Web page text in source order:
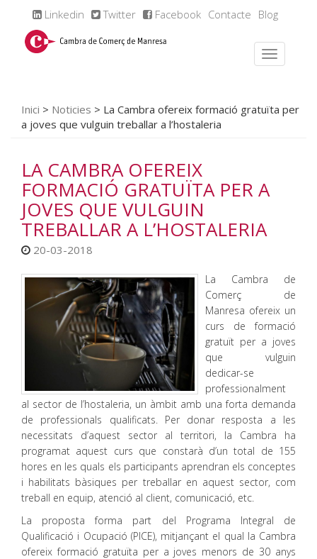
Linkedin Twitter Facebook Contacte Blog
Inici > Noticies > La Cambra ofereix formació gratuïta per
a joves que vulguin treballar a l’hostaleria
LA CAMBRA OFEREIX
FORMACIÓ GRATUÏTA PER A
JOVES QUE VULGUIN
TREBALLAR A L’HOSTALERIA
20-03-2018
La Cambra de
Comerç de
Manresa ofereix un
curs de formació
gratuït per a joves
que vulguin
dedicar-se
professionalment
al sector de l’hostaleria, un àmbit amb una forta demanda
de professionals qualificats. Per donar resposta a les
necessitats d’aquest sector al territori, la Cambra ha
programat aquest curs que constarà d’un total de 155
hores en les quals els participants aprendran els conceptes
i habilitats bàsiques per treballar en aquest sector, com
treball en equip, atenció al client, comunicació, etc.
La proposta forma part del Programa Integral de
Qualificació i Ocupació (PICE), mitjançant el qual la Cambra
ofereix formació gratuïta per a joves menors de 30 anys